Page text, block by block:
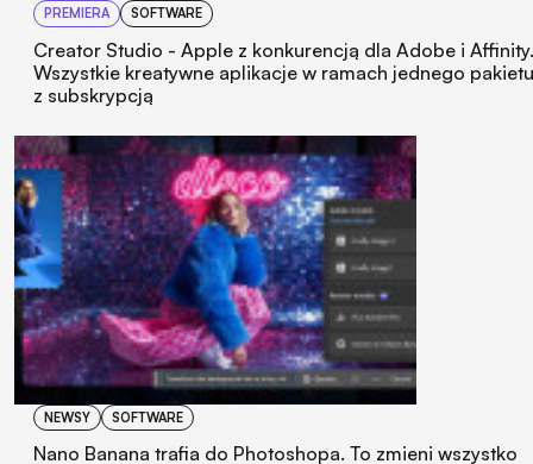
PREMIERA SOFTWARE
Creator Studio - Apple z konkurencją dla Adobe i Affinity.
Wszystkie kreatywne aplikacje w ramach jednego
z subskrypcją
NEWSY SOFTWARE
Nano Banana trafia do Photoshopa. To zmieni wszystko